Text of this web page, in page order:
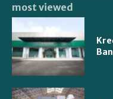
most viewed